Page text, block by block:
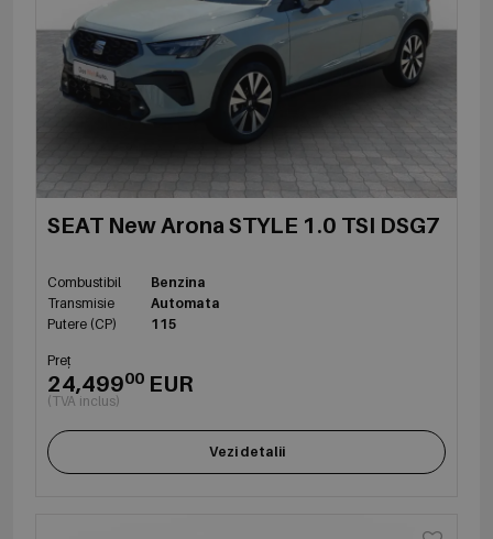
SEAT New Arona STYLE 1.0 TSI DSG7
Combustibil
Benzina
Transmisie
Automata
Putere (CP)
115
Preț
24,49900 EUR
(TVA inclus)
Vezi detalii